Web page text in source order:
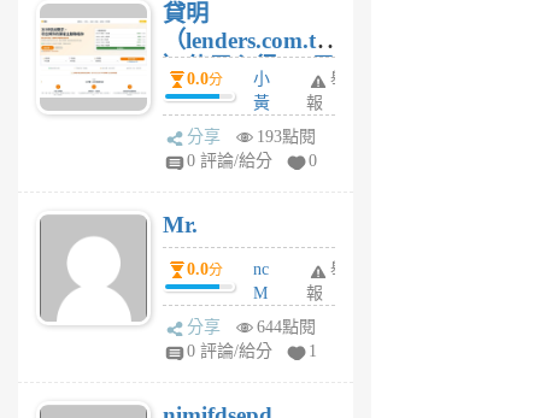
貸明
（lenders.com.tw
）使用心得 — 民
間貸款比較平台
體驗
0.0分
小
黃
蜂
1
舉
報
分享
193點閱
0 評論/給分
0
Mr.
0.0分
nc
M
U
F
U
舉
報
分享
644點閱
0 評論/給分
1